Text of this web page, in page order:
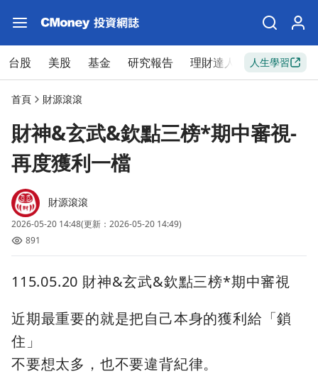
台股 美股 基金 研究報告 理財達人 新手入門
人生學習
首頁 財源滾滾
財神&玄武&欽點三榜*期中審視-
再度獲利一檔
財源滾滾
2026-05-20 14:48(更新：2026-05-20 14:49)
891
115.05.20 財神&玄武&欽點三榜*期中審視
近期最重要的就是把自己本身的獲利給「鎖
住」
不要想太多，也不要違背紀律。